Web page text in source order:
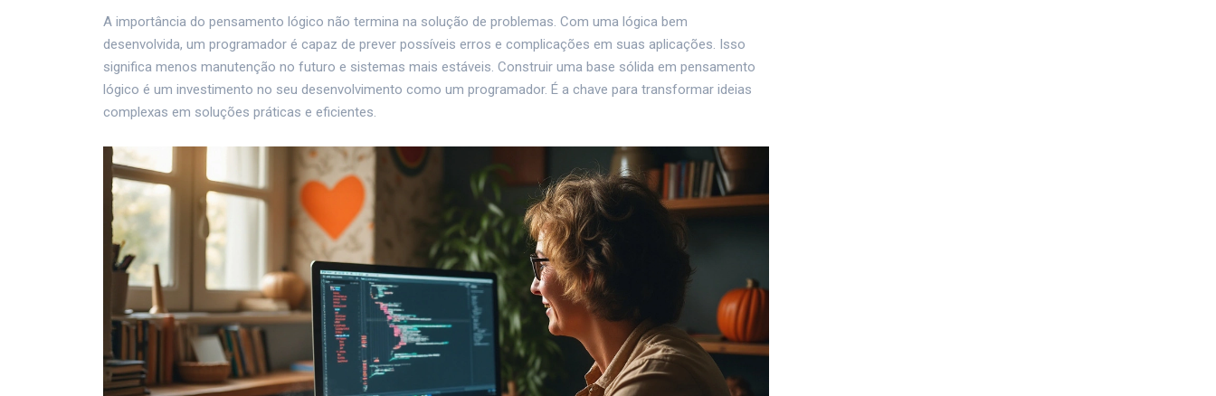
A importância do pensamento lógico não termina na solução de problemas. Com uma lógica bem
desenvolvida, um programador é capaz de prever possíveis erros e complicações em suas aplicações. Isso
significa menos manutenção no futuro e sistemas mais estáveis. Construir uma base sólida em pensamento
lógico é um investimento no seu desenvolvimento como um programador. É a chave para transformar ideias
complexas em soluções práticas e eficientes.